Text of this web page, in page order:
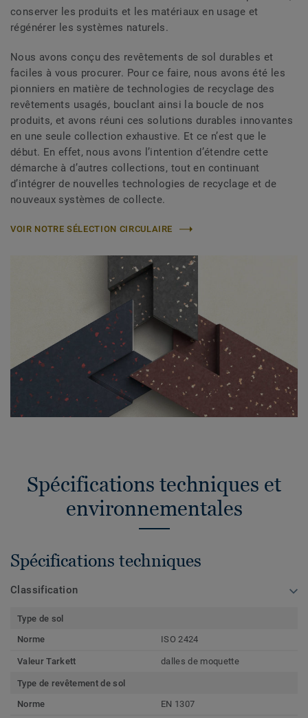
conserver les produits et les matériaux en usage et
régénérer les systèmes naturels.
Nous avons conçu des revêtements de sol durables et
faciles à vous procurer. Pour ce faire, nous avons été les
pionniers en matière de technologies de recyclage des
revêtements usagés, bouclant ainsi la boucle de nos
produits, et avons réuni ces solutions durables innovantes
en une seule collection exhaustive. Et ce n’est que le
début. En effet, nous avons l’intention d’étendre cette
démarche à d’autres collections, tout en continuant
d’intégrer de nouvelles technologies de recyclage et de
nouveaux systèmes de collecte.
VOIR NOTRE SÉLECTION CIRCULAIRE
Spécifications techniques et
environnementales
Spécifications techniques
Classification
Type de sol
Norme
ISO 2424
Valeur Tarkett dalles de moquette
Type de revêtement de sol
Norme
EN 1307